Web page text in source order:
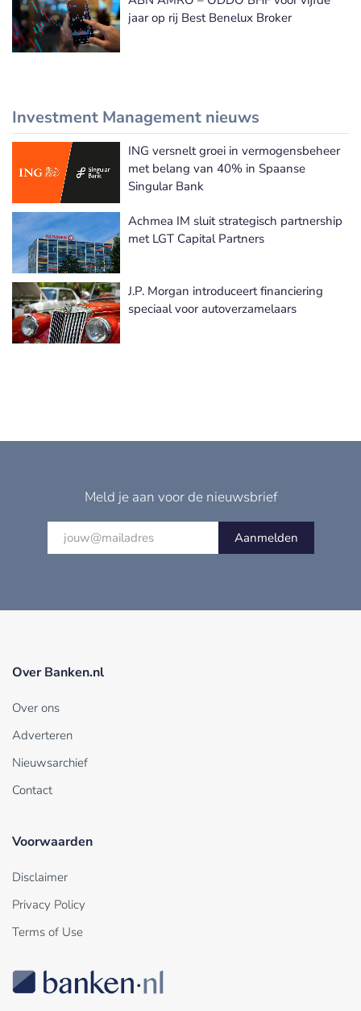
jaar op rij Best Benelux Broker
Investment Management nieuws
Meer Investment Management nieuws
ING versnelt groei in vermogensbeheer
met belang van 40% in Spaanse
Singular Bank
Achmea IM sluit strategisch partnership
met LGT Capital Partners
J.P. Morgan introduceert financiering
speciaal voor autoverzamelaars
Meld je aan voor de nieuwsbrief
Aanmelden
Over Banken.nl
Over ons
Adverteren
Nieuwsarchief
Contact
Voorwaarden
Disclaimer
Privacy Policy
Terms of Use